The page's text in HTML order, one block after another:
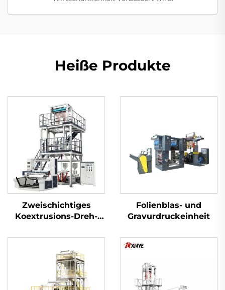
Heiße Produkte
Zweischichtiges
Koextrusions-Dreh-
Folienblasanlagen-Set
Folienblas- und
Gravurdruckeinheit